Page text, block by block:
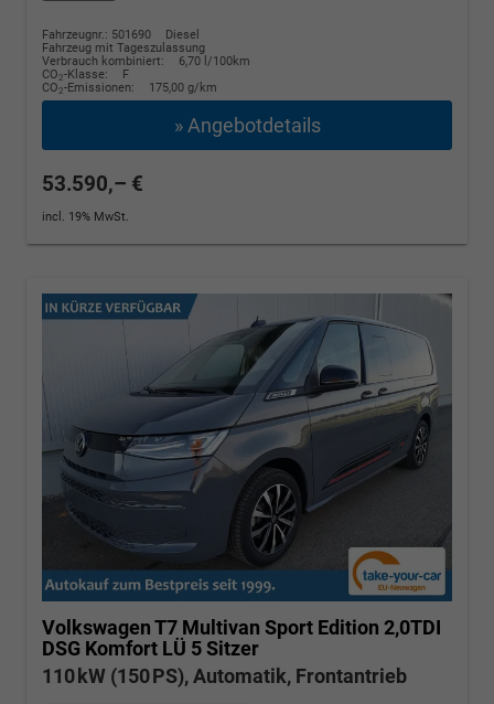
Fahrzeugnr.: 501690
Diesel
Fahrzeug mit Tageszulassung
Verbrauch kombiniert:
6,70 l/100km
CO2-Klasse:
F
CO2-Emissionen: 175,00 g/km
» Angebotdetails
53.590,– €
incl. 19% MwSt.
Volkswagen T7 Multivan Sport Edition 2,0TDI
DSG Komfort LÜ 5 Sitzer
110 kW (150 PS), Automatik, Frontantrieb